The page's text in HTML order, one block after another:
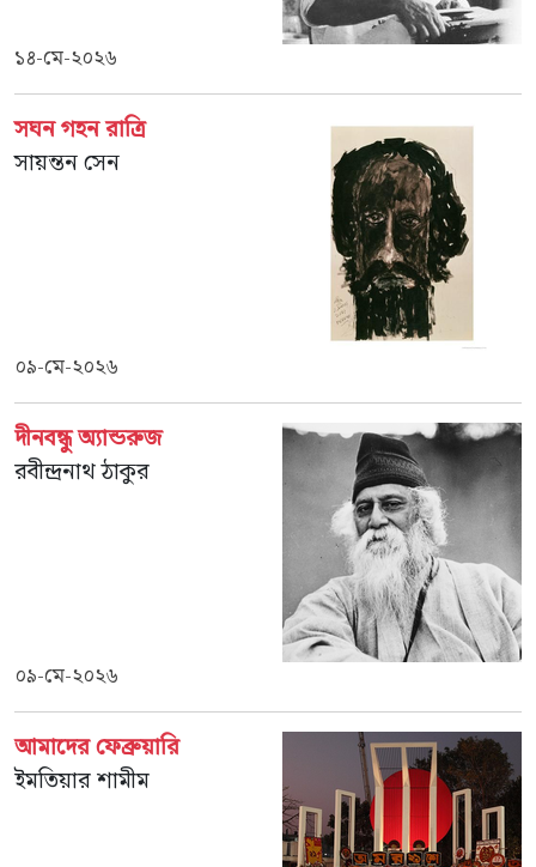
১৪-মে-২০২৬
সঘন গহন রাত্রি
সায়ন্তন সেন
০৯-মে-২০২৬
দীনবন্ধু অ্যান্ডরুজ
রবীন্দ্রনাথ ঠাকুর
০৯-মে-২০২৬
আমাদের ফেব্রুয়ারি
ইমতিয়ার শামীম